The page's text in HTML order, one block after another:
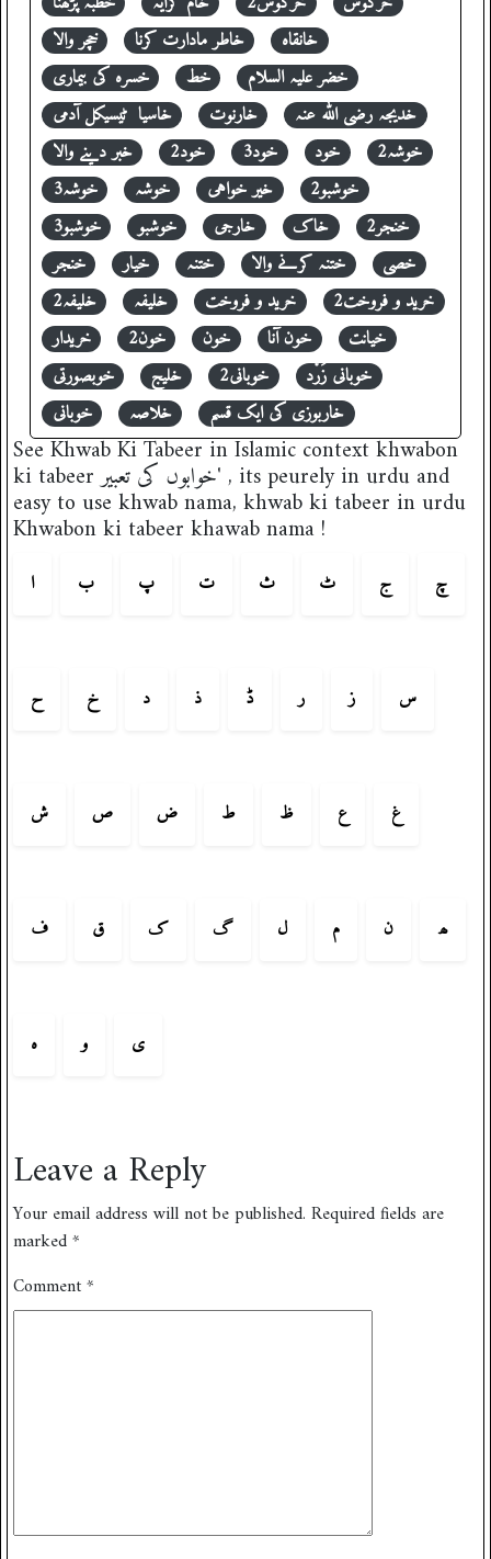
خچر والا
خاطر مادارت کرنا
خانقاہ
خسرہ کی بیماری
خط
خضر علیہ السلام
خاسیا ٹیسیکل آدمی
خارنوت
خدیجہ رضی اللہ عنہ
خبر دینے والا
خود2 خود3 خود
خوشہ2
خوشہ3
خوشہ خیر خواہی
خوشبو2
خوشبو3
خوشبو خارجی خاک
خنجر2
خنجر
خیار ختنہ ختنہ کرنے والا
خصی
خلیفہ2
خلیفہ خرید و فروخت
خرید و فروخت2
خریدار
خون2 خون خون آنا
خیانت
خوبصورتی
خلیج خوبانی2
خوبانی زَرْد
خوبانی
خلاصہ خاربوزی کی ایک قسم
See Khwab Ki Tabeer in Islamic context khwabon
ki tabeer خوابوں کی تعبیر' , its peurely in urdu and
easy to use khwab nama, khwab ki tabeer in urdu
Khwabon ki tabeer khawab nama !
ا ب پ ت ث ٹ ج چ
ح خ د ذ ڈ ر ز س
ش ص ض ط ظ ع غ
ف ق ک گ ل م ن ھ
ہ و ی
Leave a Reply
Your email address will not be published. Required fields are
marked*
Comment*